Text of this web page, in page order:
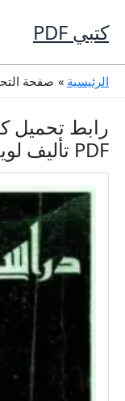
إلى
المحتوى
كتبي PDF
الرئيسية صفحة
رابط تحميل
PDF تأليف لويس عوض كامل مجانا